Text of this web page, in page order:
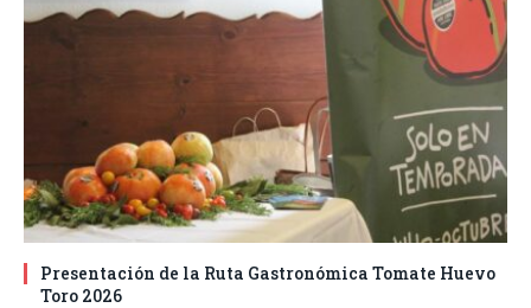
Presentación de la Ruta Gastronómica Tomate Huevo
Toro 2026